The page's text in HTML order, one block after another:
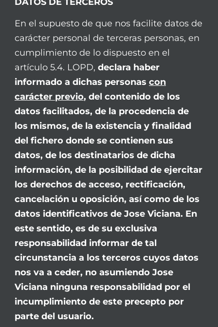
En el supuesto de que nos facilite datos de
carácter personal de terceras personas, en
cumplimiento de lo dispuesto en el
artículo 5.4. LOPD, declara haber
informado a dichas personas con
carácter previo, del contenido de los
datos facilitados, de la procedencia de
los mismos, de la existencia y finalidad
del fichero donde se contienen sus
datos, de los destinatarios de dicha
información, de la posibilidad de ejercitar
los derechos de acceso, rectificación,
cancelación u oposición, así como de los
datos identificativos de Jose Viciana. En
este sentido, es de su exclusiva
responsabilidad informar de tal
circunstancia a los terceros cuyos datos
nos va a ceder, no asumiendo Jose
Viciana ninguna responsabilidad por el
incumplimiento de este precepto por
parte del usuario.